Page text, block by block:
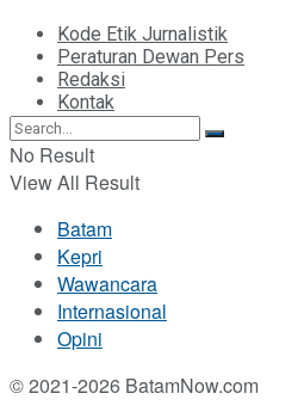
Kode Etik Jurnalistik
Peraturan Dewan Pers
Redaksi
Kontak
No Result
View All Result
Batam
Kepri
Wawancara
Internasional
Opini
© 2021-2026 BatamNow.com